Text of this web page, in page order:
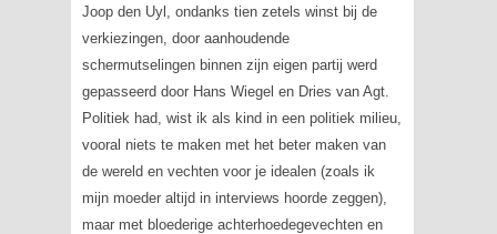
Joop den Uyl, ondanks tien zetels winst bij de
verkiezingen, door aanhoudende
schermutselingen binnen zijn eigen partij werd
gepasseerd door Hans Wiegel en Dries van Agt.
Politiek had, wist ik als kind in een politiek milieu,
vooral niets te maken met het beter maken van
de wereld en vechten voor je idealen (zoals ik
mijn moeder altijd in interviews hoorde zeggen),
maar met bloederige achterhoedegevechten en